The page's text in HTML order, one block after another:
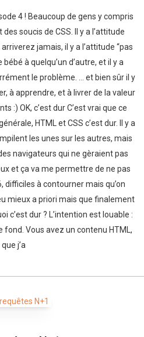
4 ! Beaucoup de gens y compris
soucis de CSS. Il y a l’attitude
jamais, il y a l’attitude “pas
à quelqu’un d’autre, et il y a
le problème. … et bien sûr il y
à apprendre, et à livrer de la valeur
:) OK, c’est dur C’est vrai que ce
HTML et CSS c’est dur. Il y a
les unes sur les autres, mais
navigateurs qui ne gèraient pas
et ça va me permettre de ne pas
difficiles à contourner mais qu’on
mieux a priori mais que finalement
c’est dur ? L’intention est louable :
Vous avez un contenu HTML,
que j’a